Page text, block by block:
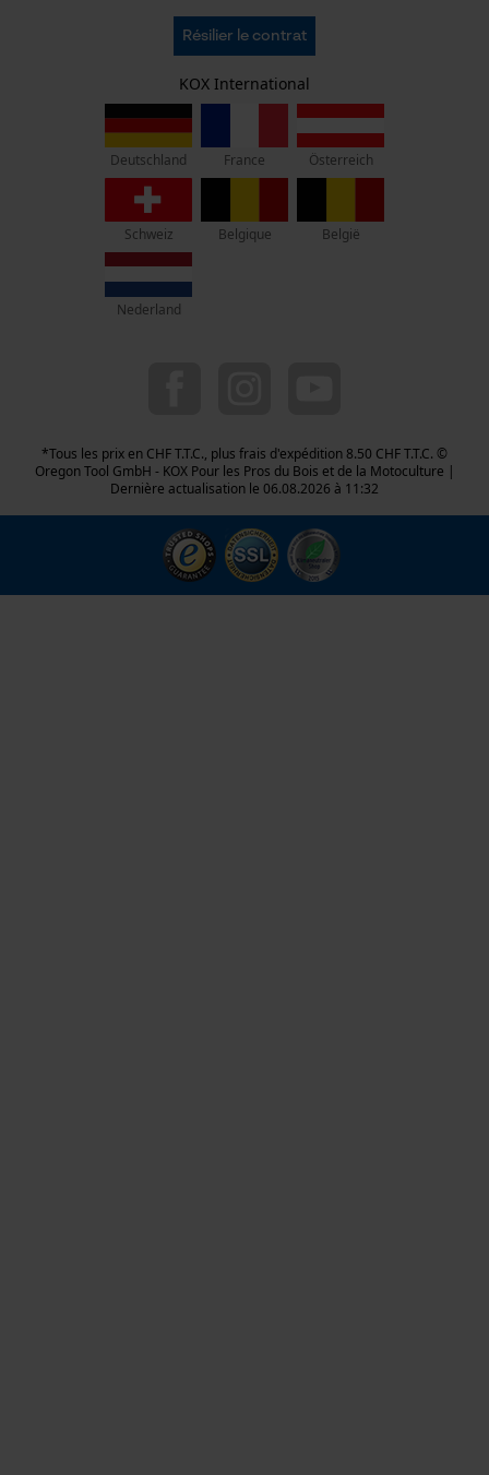
Lise-Meitner-Str. 4
70736 Fellbach
Pas de magasin !
Adresse de retour:
Beim Erlenwäldchen 14/2
71522 Backnang
Service clients :
Politique de confidentialitéRésilier le contrat
KOX International
Deutschland France Österreich
Schweiz Belgique België
Nederland
*Tous les prix en CHF T.T.C., plus frais d'expédition 8.50 CHF T.T.C. ©
Oregon Tool GmbH - KOX Pour les Pros du Bois et de la Motoculture |
Dernière actualisation le 06.08.2026 à 11:32